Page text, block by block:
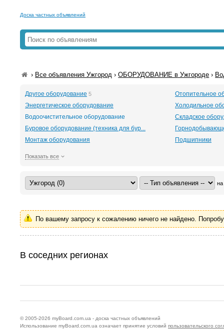
Доска частных объявлений
› Все объявления Ужгород ›ОБОРУДОВАНИЕ в Ужгороде ›
Другое оборудование 5
Отопительное
Энергетическое оборудование
Холодильное
Водоочистительное оборудование
Складское
Буровое оборудование (техника для бур...
Монтаж оборудования
Подшипники
Показать все
на
По вашему запросу к сожалению ничего не найдено.
В соседних регионах
© 2005-2026 myBoard.com.ua - доска частных объявлений
Использование myBoard.com.ua означает принятие условий пользовательского